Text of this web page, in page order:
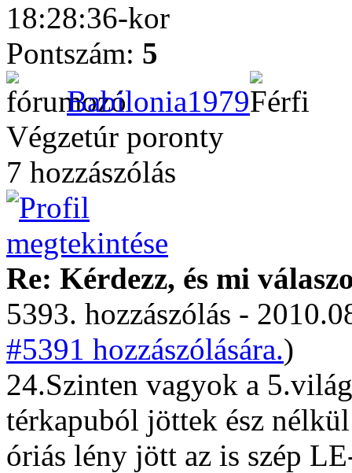
18:28:36-kor
Pontszám: 5
Babilonia1979
Végzetúr poronty
7 hozzászólás
Re: Kérdezz, és mi
5393. hozzászólás -
#5391 hozzászólására.)
24.Szinten vagyok a
térkapuból jöttek ész
óriás lény jött az is szép